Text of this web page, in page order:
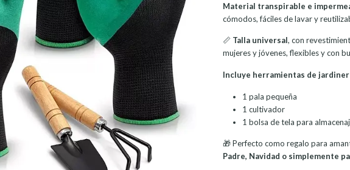
Material transpirable e
cómodos, fáciles de lavar y
📏 Talla universal, con
mujeres y jóvenes, flexibles y con
Incluye herramientas de
1 pala pequeña
1 cultivador
1 bolsa de tela para
🎁 Perfecto como regalo para
Padre, Navidad o simplemente